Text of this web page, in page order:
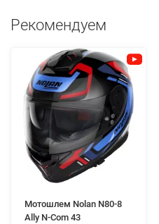
Рекомендуем
Мотошлем Nolan N80-8
Ally N-Com 43